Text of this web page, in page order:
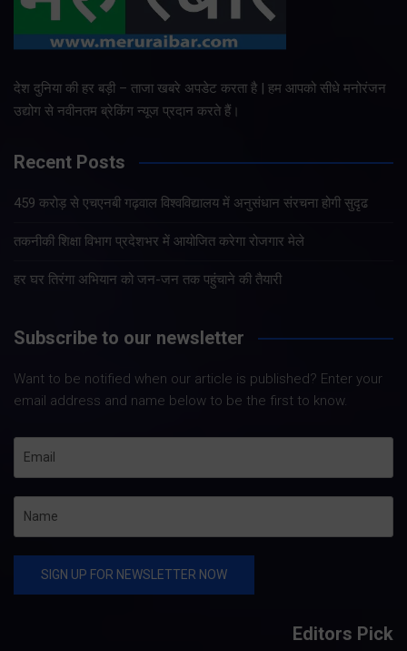
देश दुनिया की हर बड़ी – ताजा खबरे अपडेट करता है | हम आपको सीधे मनोरंजन
उद्योग से नवीनतम ब्रेकिंग न्यूज प्रदान करते हैं।
Recent Posts
459 करोड़ से एचएनबी गढ़वाल विश्वविद्यालय में अनुसंधान संरचना होगी सुदृढ
तकनीकी शिक्षा विभाग प्रदेशभर में आयोजित करेगा रोजगार मेले
हर घर तिरंगा अभियान को जन-जन तक पहुंचाने की तैयारी
Subscribe to our newsletter
Want to be notified when our article is published? Enter your
email address and name below to be the first to know.
Editors Pick